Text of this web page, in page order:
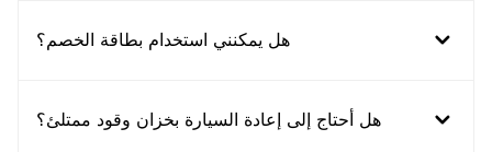
هل يمكنني استخدام بطاقة الخصم؟
هل أحتاج إلى إعادة السيارة بخزان وقود ممتلئ؟